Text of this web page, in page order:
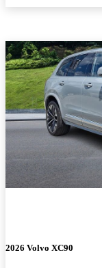
2026 Volvo XC90